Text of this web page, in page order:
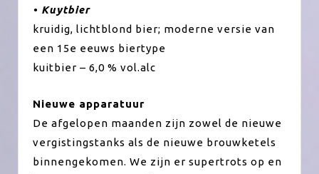
• Kuytbier
kruidig, lichtblond bier; moderne versie van
een 15e eeuws biertype
kuitbier – 6,0 % vol.alc
Nieuwe apparatuur
De afgelopen maanden zijn zowel de nieuwe
vergistingstanks als de nieuwe brouwketels
binnengekomen. We zijn er supertrots op en